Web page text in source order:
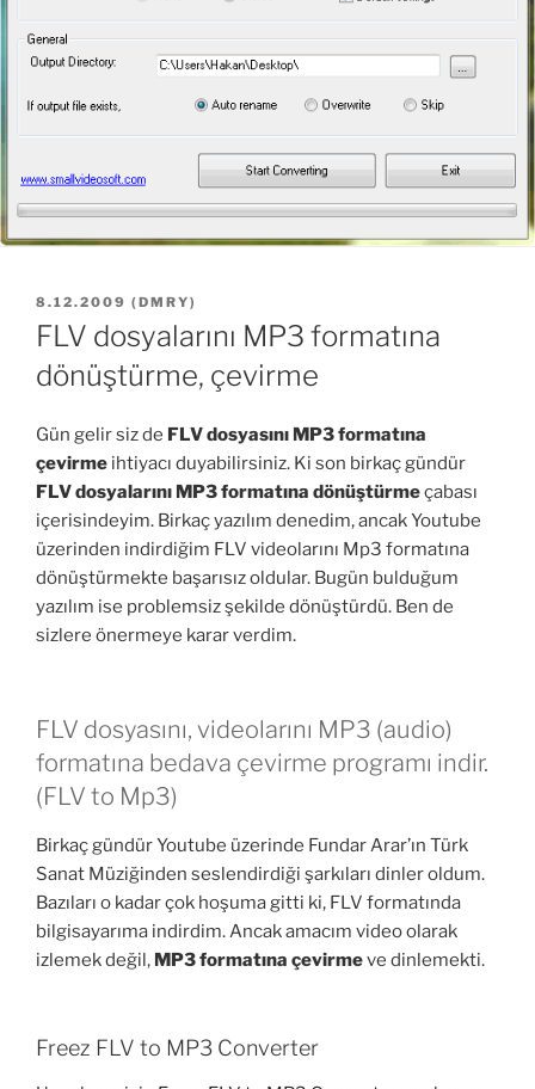
YAYIM
TARIHI
8.12.2009 ( DMRY)
FLV dosyalarını MP3 formatına
dönüştürme, çevirme
Gün gelir siz de FLV dosyasını MP3 formatına
çevirme ihtiyacı duyabilirsiniz. Ki son birkaç gündür
FLV dosyalarını MP3 formatına dönüştürmeçabası
içerisindeyim. Birkaç yazılım denedim, ancak Youtube
üzerinden indirdiğim FLV videolarını Mp3 formatına
dönüştürmekte başarısız oldular. Bugün bulduğum
yazılım ise problemsiz şekilde dönüştürdü. Ben de
sizlere önermeye karar verdim.
FLV dosyasını, videolarını MP3 (audio)
formatına bedava çevirme programı indir.
(FLV to Mp3)
Birkaç gündür Youtube üzerinde Fundar Arar’ın Türk
Sanat Müziğinden seslendirdiği şarkıları dinler oldum.
Bazıları o kadar çok hoşuma gitti ki, FLV formatında
bilgisayarıma indirdim. Ancak amacım video olarak
izlemek değil, MP3 formatına çevirmeve dinlemekti.
Freez FLV to MP3 Converter